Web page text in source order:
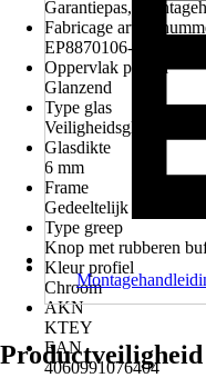
Garantiepas,
Fabricage
EP8870106-3 41 500
Oppervlak profiel
Glanzend
Type glas
Veiligheidsglas
Glasdikte
6 mm
Frame
Gedeeltelijk frame
Type greep
Knop met rubberen
Kleur profiel
Chroom
AKN
KTEY
EAN
4060991076404
Productveiligheid